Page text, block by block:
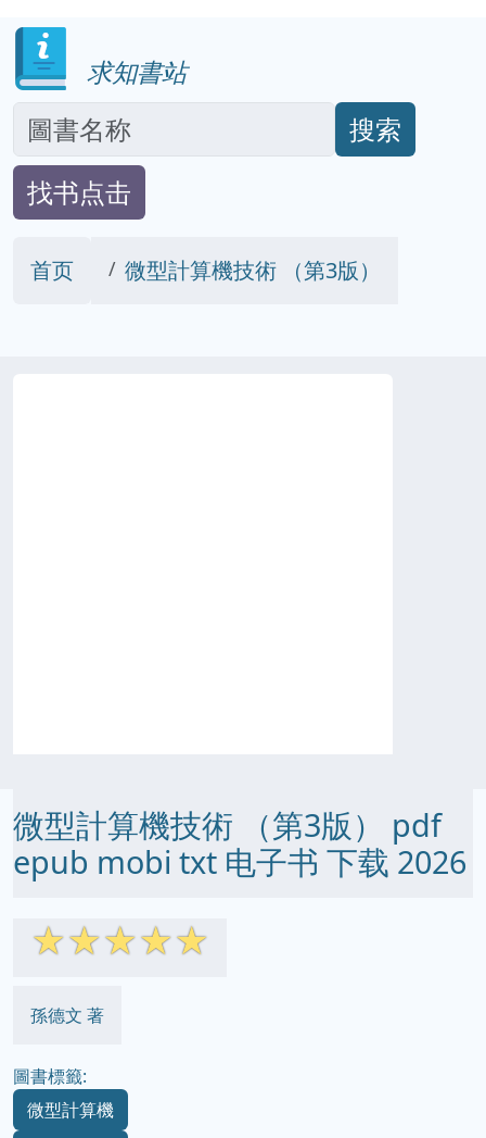
求知書站
搜索
找书点击
首页 微型計算機技術 （第3版）
微型計算機技術 （第3版） pdf
epub mobi txt 电子书 下载 2026
☆☆☆☆☆
孫德文 著
圖書標籤:
微型計算機